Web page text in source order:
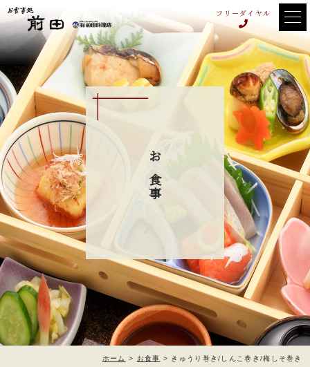
フリーダイヤル
お食事
ホーム > お食事 > きゅうり巻き/しんこ巻き/梅しそ巻き